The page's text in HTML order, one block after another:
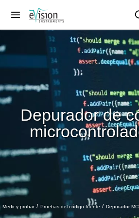
Medir y probar Pruebas del código fuente Depurador
Depurador de